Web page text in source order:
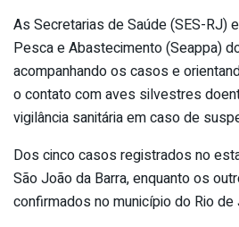
As Secretarias de Saúde (SES-RJ)
Pesca e Abastecimento (Seappa)
acompanhando os casos e
o contato com aves silvestres
vigilância sanitária em caso de
Dos cinco casos registrados no
São João da Barra, enquanto os
confirmados no município do Rio de